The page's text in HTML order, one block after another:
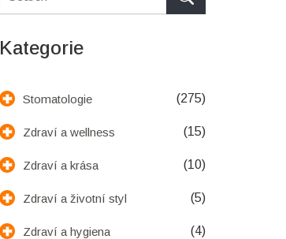
Kategorie
Stomatologie (275)
Zdraví a wellness (15)
Zdraví a krása (10)
Zdraví a životní styl (5)
Zdraví a hygiena (4)